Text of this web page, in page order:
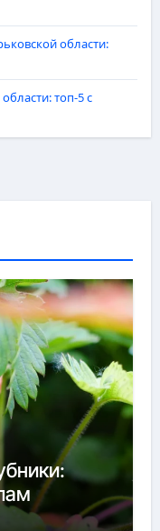
области:
топ-5 с